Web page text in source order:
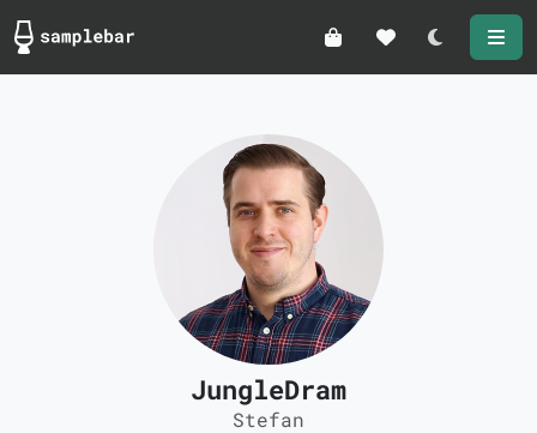
Darkmode
JungleDram
Stefan